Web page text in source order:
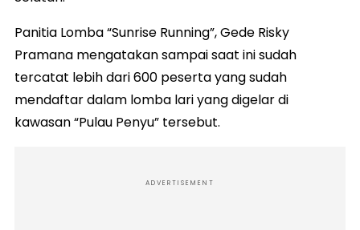
Panitia Lomba “Sunrise Running”, Gede Risky
Pramana mengatakan sampai saat ini sudah
tercatat lebih dari 600 peserta yang sudah
mendaftar dalam lomba lari yang digelar di
kawasan “Pulau Penyu” tersebut.
ADVERTISEMENT